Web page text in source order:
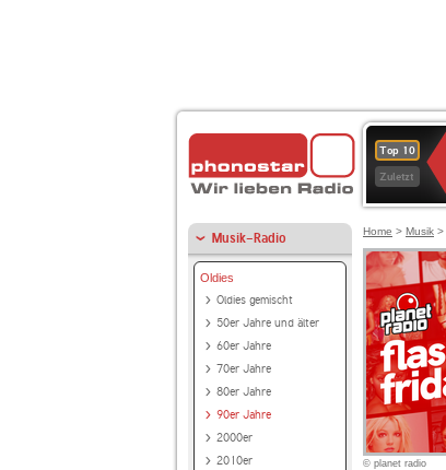
Top 10
Zuletzt
Musik-Radio
Oldies
Oldies gemischt
50er Jahre und älter
60er Jahre
70er Jahre
80er Jahre
90er Jahre
2000er
2010er
Home > Musik >
© planet radio